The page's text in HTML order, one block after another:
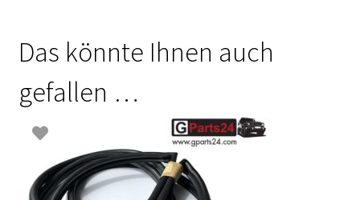
Das könnte Ihnen auch
gefallen …